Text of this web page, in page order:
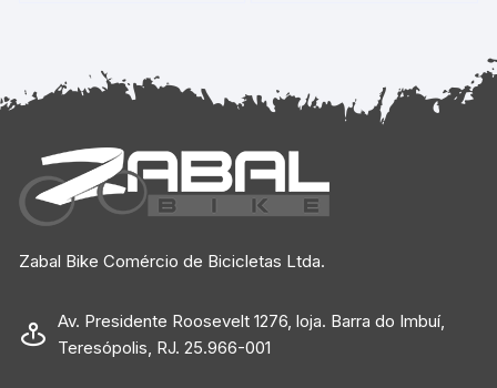
Zabal Bike Comércio de Bicicletas Ltda.
Av. Presidente Roosevelt 1276, loja. Barra do Imbuí,
Teresópolis, RJ. 25.966-001